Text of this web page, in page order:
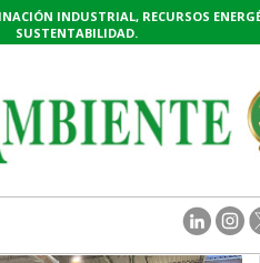
INDUSTRIAL, RECURSOS
SUSTENTABILIDAD.